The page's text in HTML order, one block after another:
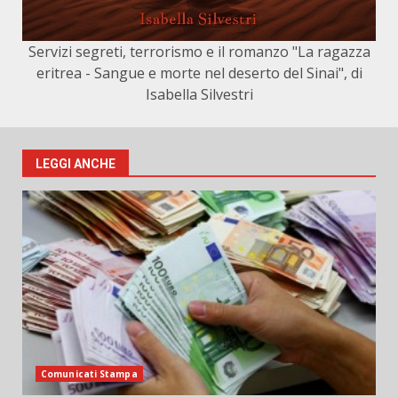
Servizi segreti, terrorismo e il romanzo "La ragazza
eritrea - Sangue e morte nel deserto del Sinai", di
Isabella Silvestri
LEGGI ANCHE
Comunicati Stampa